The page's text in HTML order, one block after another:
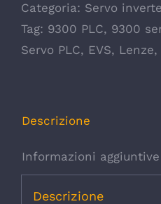
Categoria: Servo
Tag: 9300 PLC, 9300
Servo PLC, EVS, Lenze,
Descrizione
Informazioni aggiuntive
Descrizione